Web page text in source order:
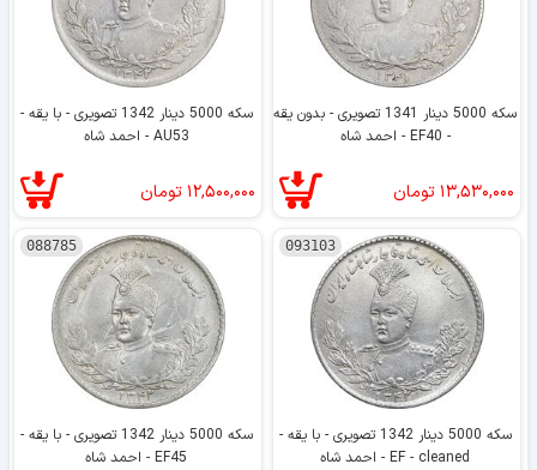
سکه 5000 دینار 1341 تصویری - بدون یقه
- EF40 - احمد شاه
۱۳,۵۳۰,۰۰۰تومان
سکه 5000 دینار 1342 تصویری - با یقه -
AU53 - احمد شاه
۱۲,۵۰۰,۰۰۰تومان
093103
سکه 5000 دینار 1342 تصویری - با یقه -
EF - cleaned - احمد شاه
088785
سکه 5000 دینار 1342 تصویری - با یقه -
EF45 - احمد شاه